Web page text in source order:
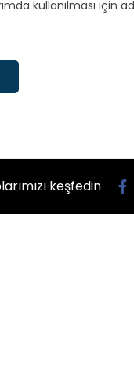
kullanılması için
keşfedin